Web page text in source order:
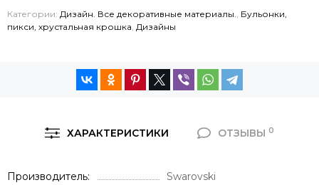
Категории: Дизайн. Все декоративные материалы., Бульонки,
пикси, хрустальная крошка, Дизайны
ХАРАКТЕРИСТИКИ ОТЗЫВЫ 0
Производитель Swarovski